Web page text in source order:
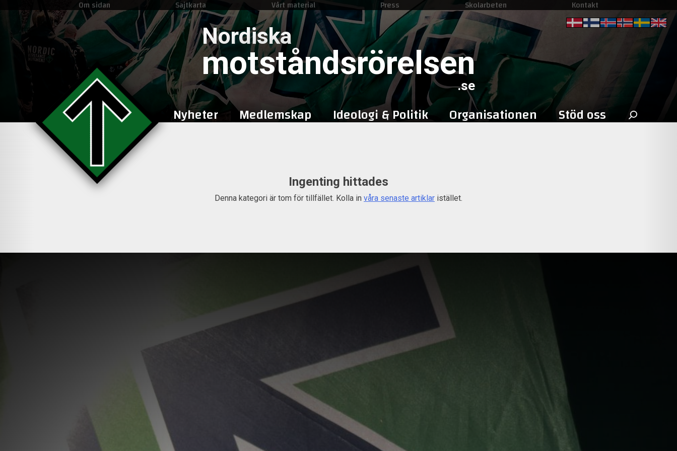
to
content
Om sidan Sajtkarta Vårt material Press Skolarbeten Kontakt
Nordiska
motståndsrörelsen
.se
Nyheter Medlemskap Ideologi & Politik Organisationen Stöd oss Sök
efter:
Ingenting hittades
Denna kategori är tom för tillfället. Kolla in våra senaste artiklar istället.